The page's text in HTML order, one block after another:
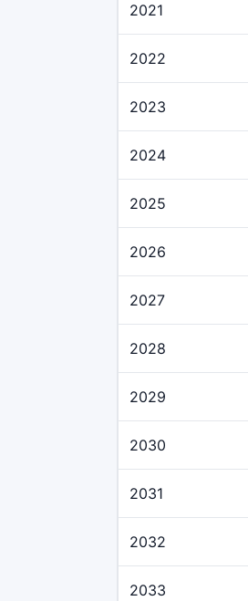
2021
2022
2023
2024
2025
2026
2027
2028
2029
2030
2031
2032
2033